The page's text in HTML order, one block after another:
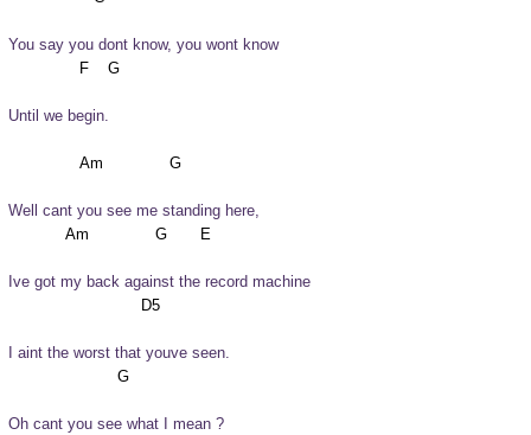
You say you dont know, you wont know
Until we begin.
Well cant you see me standing here,
Ive got my back against the record machine
I aint the worst that youve seen.
Oh cant you see what I mean ?